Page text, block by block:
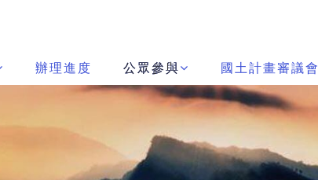
辦理進度 公眾參與 國土計畫審議會